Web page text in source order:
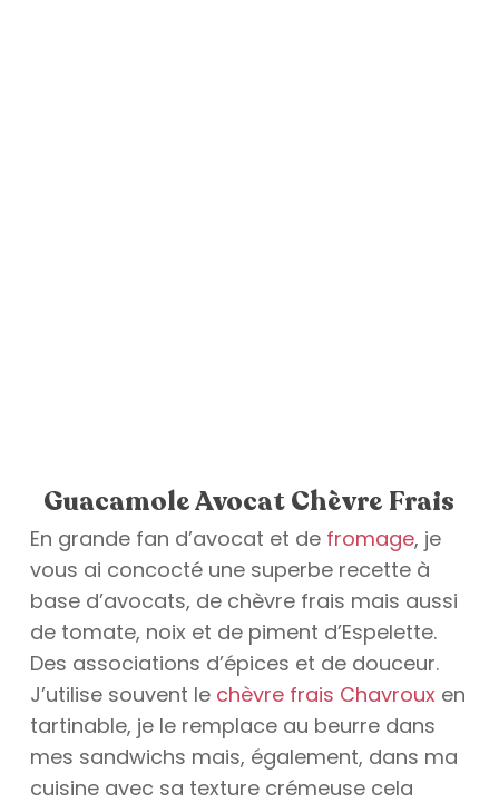
Guacamole Avocat Chèvre Frais
En grande fan d’avocat et de fromage, je
vous ai concocté une superbe recette à
base d’avocats, de chèvre frais mais aussi
de tomate, noix et de piment d’Espelette.
Des associations d’épices et de douceur.
J’utilise souvent le chèvre frais Chavroux en
tartinable, je le remplace au beurre dans
mes sandwichs mais, également, dans ma
cuisine avec sa texture crémeuse cela